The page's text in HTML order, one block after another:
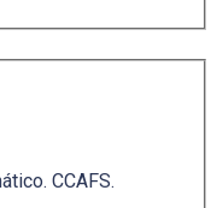
CCAFS.